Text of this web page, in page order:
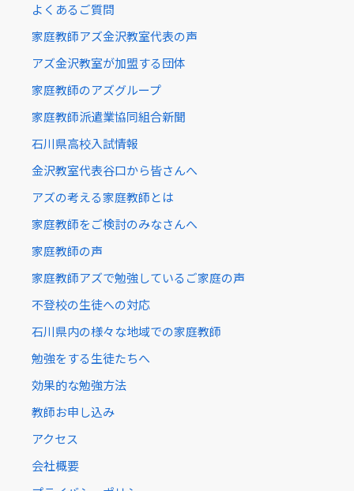
よくあるご質問
家庭教師アズ金沢教室代表の声
アズ金沢教室が加盟する団体
家庭教師のアズグループ
家庭教師派遣業協同組合新聞
石川県高校入試情報
金沢教室代表谷口から皆さんへ
アズの考える家庭教師とは
家庭教師をご検討のみなさんへ
家庭教師の声
家庭教師アズで勉強しているご家庭の声
不登校の生徒への対応
石川県内の様々な地域での家庭教師
勉強をする生徒たちへ
効果的な勉強方法
教師お申し込み
アクセス
会社概要